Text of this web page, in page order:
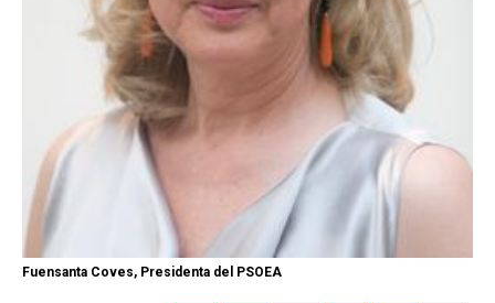
Fuensanta Coves, Presidenta del PSOEA